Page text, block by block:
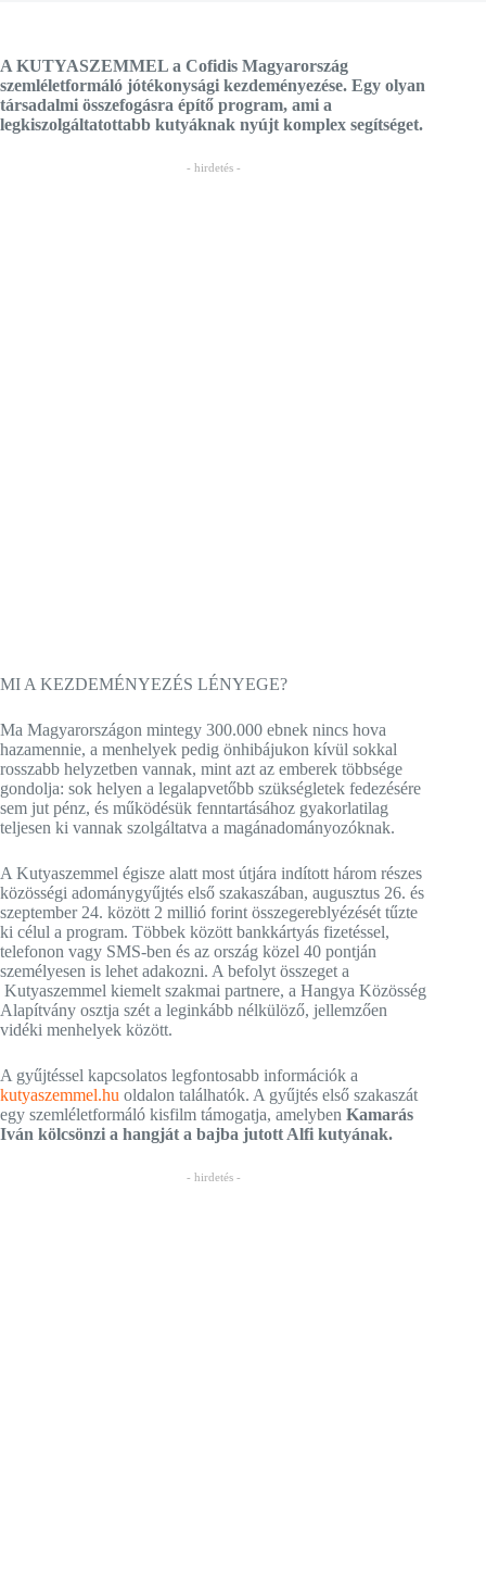
A KUTYASZEMMEL a Cofidis Magyarország
szemléletformáló jótékonysági kezdeményezése. Egy olyan
társadalmi összefogásra építő program, ami a
legkiszolgáltatottabb kutyáknak nyújt komplex segítséget.
- hirdetés -
MI A KEZDEMÉNYEZÉS LÉNYEGE?
Ma Magyarországon mintegy 300.000 ebnek nincs hova
hazamennie, a menhelyek pedig önhibájukon kívül sokkal
rosszabb helyzetben vannak, mint azt az emberek többsége
gondolja: sok helyen a legalapvetőbb szükségletek fedezésére
sem jut pénz, és működésük fenntartásához gyakorlatilag
teljesen ki vannak szolgáltatva a magánadományozóknak.
A Kutyaszemmel égisze alatt most útjára indított három részes
közösségi adománygyűjtés első szakaszában, augusztus 26. és
szeptember 24. között 2 millió forint összegereblyézését tűzte
ki célul a program. Többek között bankkártyás fizetéssel,
telefonon vagy SMS-ben és az ország közel 40 pontján
személyesen is lehet adakozni. A befolyt összeget a
Kutyaszemmel kiemelt szakmai partnere, a Hangya Közösség
Alapítvány osztja szét a leginkább nélkülöző, jellemzően
vidéki menhelyek között.
A gyűjtéssel kapcsolatos legfontosabb információk a
kutyaszemmel.hu oldalon találhatók. A gyűjtés első szakaszát
egy szemléletformáló kisfilm támogatja, amelyben Kamarás
Iván kölcsönzi a hangját a bajba jutott Alfi kutyának.
- hirdetés -